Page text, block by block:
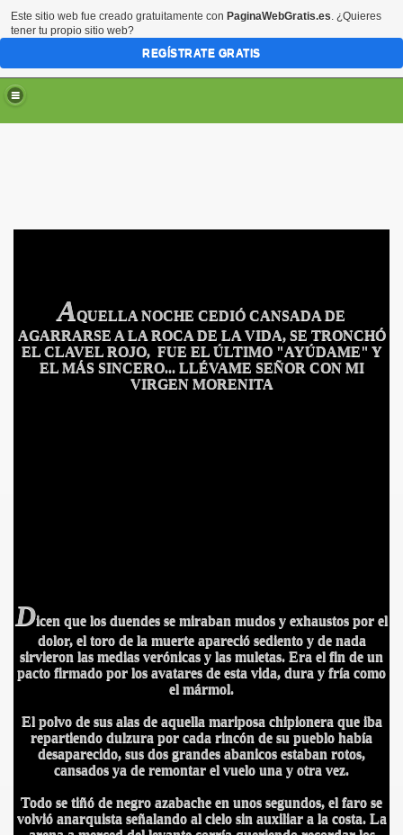
AQUELLA NOCHE CEDIÓ CANSADA DE
AGARRARSE A LA ROCA DE LA VIDA, SE TRONCHÓ
EL CLAVEL ROJO, FUE EL ÚLTIMO "AYÚDAME" Y
EL MÁS SINCERO... LLÉVAME SEÑOR CON MI
VIRGEN MORENITA
Dicen que los duendes se miraban mudos y exhaustos por el
dolor, el toro de la muerte apareció sediento y de nada
sirvieron las medias verónicas y las muletas. Era el fin de un
pacto firmado por los avatares de esta vida, dura y fría como
el mármol.
El polvo de sus alas de aquella mariposa chipionera que iba
repartiendo dulzura por cada rincón de su pueblo había
desaparecido, sus dos grandes abanicos estaban rotos,
cansados ya de remontar el vuelo una y otra vez.
Todo se tiñó de negro azabache en unos segundos, el faro se
volvió anarquista señalando al cielo sin auxiliar a la costa. La
Este sitio web fue creado gratuitamente con PaginaWebGratis.es. ¿Quieres
tener tu propio sitio web?
REGÍSTRATE GRATIS